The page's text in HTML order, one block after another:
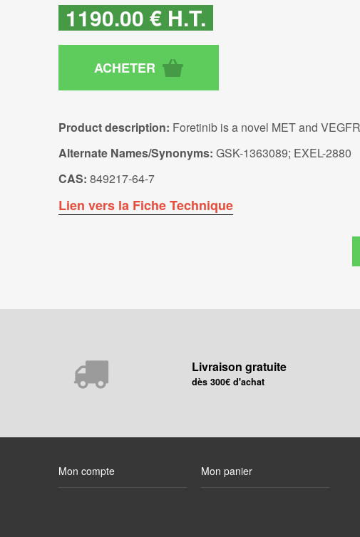
1190.00 € H.T.
Product description: Foretinib is a novel MET and
Alternate Names/Synonyms: GSK-1363089; EXEL-2880
CAS: 849217-64-7
Lien vers la Fiche Technique
Livraison gratuite
dès 300€ d'achat
Mon compte Mon panier